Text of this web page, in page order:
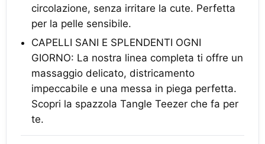
circolazione, senza irritare la cute. Perfetta
per la pelle sensibile.
CAPELLI SANI E SPLENDENTI OGNI
GIORNO: La nostra linea completa ti offre un
massaggio delicato, districamento
impeccabile e una messa in piega perfetta.
Scopri la spazzola Tangle Teezer che fa per
te.